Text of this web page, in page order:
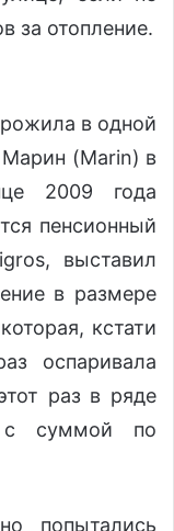
за отопление.
в одной
Марин (Marin) в
2009 года
пенсионный
выставил
в размере
кстати
оспаривала
раз в ряде
с суммой по
попытались